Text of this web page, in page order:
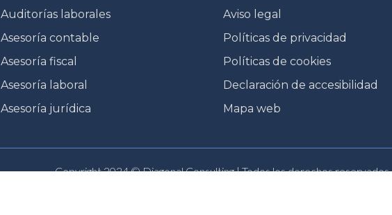
Auditorías laborales
Asesoría contable
Asesoría fiscal
Asesoría laboral
Asesoría jurídica
Aviso legal
Políticas de privacidad
Políticas de cookies
Declaración de accesibilidad
Mapa web
Copyright 2024 © Diagonal Consulting | Todos los derechos reservados.